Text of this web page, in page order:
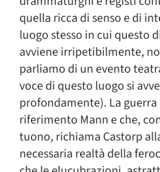
quella ricca di senso e di
luogo stesso in cui questo
avviene irripetibilmente,
parliamo di un evento
voce di questo luogo si
profondamente). La guerra
riferimento Mann e che,
tuono, richiama Castorp
necessaria realtà della